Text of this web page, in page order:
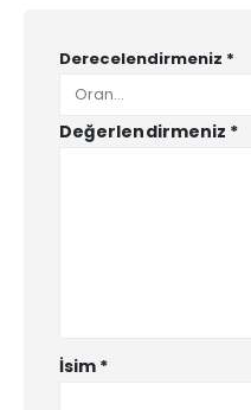
Derecelendirmeniz *
Değerlendirmeniz *
İsim *